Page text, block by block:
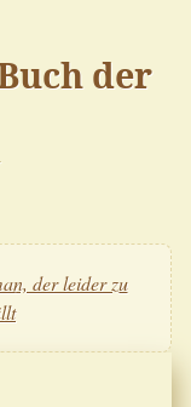
der
der leider zu